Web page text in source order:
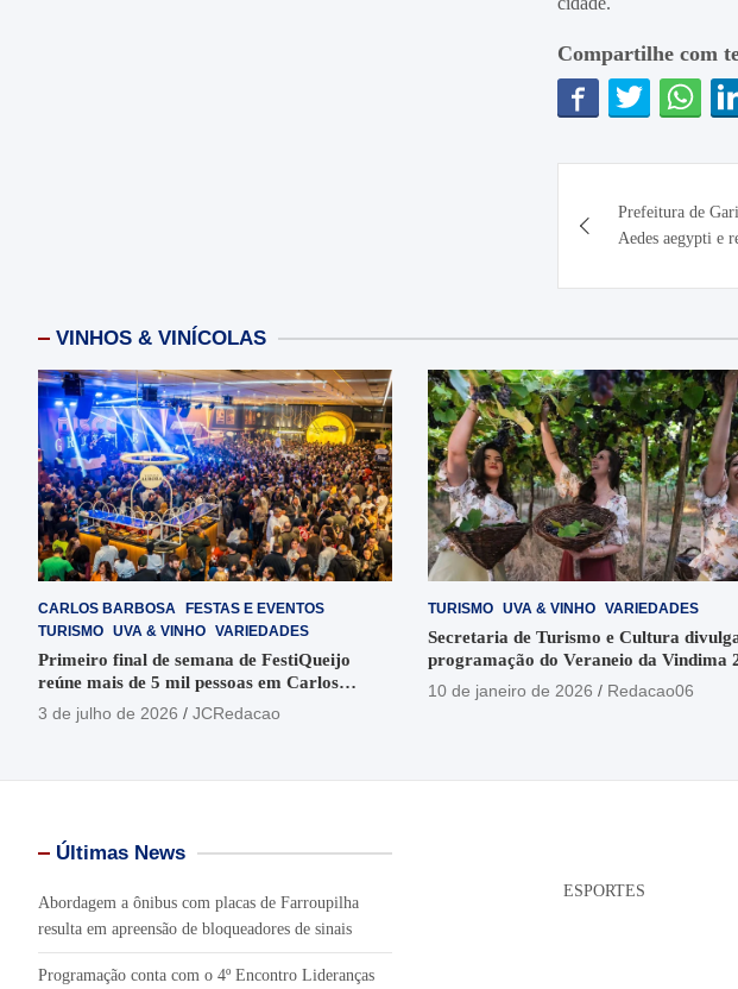
Compartilhe com
de
Post
Prefeitura de
Aedes aegypti e
VINHOS & VINÍCOLAS
CARLOS BARBOSA
FESTAS E EVENTOS
TURISMO UVA & VINHO VARIEDADES
Primeiro final de semana de FestiQueijo
reúne mais de 5 mil pessoas em Carlos
Barbosa
3 de julho de 2026 JCRedacao
TURISMO UVA & VINHO VARIEDADES
Secretaria de Turismo e Cultura
programação do Veraneio da Vindima
em Garibaldi
10 de janeiro de 2026 Redacao06
Últimas News
Abordagem a ônibus com placas de Farroupilha
resulta em apreensão de bloqueadores de sinais
Programação conta com o 4º Encontro Lideranças
ESPORTES